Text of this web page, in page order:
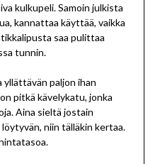
kulkupeli. Samoin julkista
kannattaa käyttää, vaikka
saa pulittaa
tunnin.
yllättävän paljon ihan
pitkä kävelykatu, jonka
Aina sieltä jostain
niin tälläkin kertaa.